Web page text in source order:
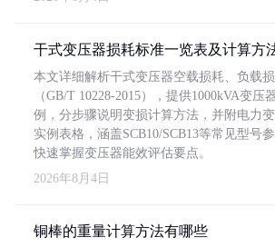
干式变压器损耗标准一览表及计算方
本文详细解析干式变压器空载损耗、负载
（GB/T 10228-2015），提供1000kVA变压
例，分步骤说明变损计算方法，并附电力
实例表格，涵盖SCB10/SCB13等常见型号
快速掌握变压器能效评估要点。
2026年8月4日
铜棒的重量计算方法有哪些